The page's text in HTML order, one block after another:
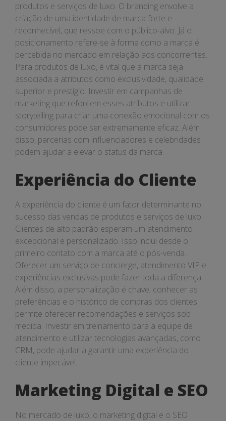
produtos e serviços de luxo. O branding envolve a
criação de uma identidade de marca forte e
reconhecível, que ressoe com o público-alvo. Já o
posicionamento refere-se à forma como a marca é
percebida no mercado em relação aos concorrentes.
Para produtos de luxo, é vital que a marca seja
associada a atributos como exclusividade, qualidade
superior e prestígio. Investir em campanhas de
marketing que reforcem esses atributos e utilizar
storytelling para criar uma conexão emocional com os
consumidores pode ser extremamente eficaz. Além
disso, parcerias com influenciadores e celebridades
podem ajudar a elevar o status da marca.
Experiência do Cliente
A experiência do cliente é um fator determinante no
sucesso das vendas de produtos e serviços de luxo.
Clientes de alto padrão esperam um atendimento
excepcional e personalizado. Isso inclui desde o
primeiro contato com a marca até o pós-venda.
Oferecer um serviço de concierge, atendimento VIP e
experiências exclusivas pode fazer toda a diferença.
Além disso, a personalização é chave; conhecer as
preferências e o histórico de compras dos clientes
permite oferecer recomendações e serviços sob
medida. Investir em treinamento para a equipe de
atendimento e utilizar tecnologias avançadas, como
CRM, pode ajudar a garantir uma experiência do
cliente impecável.
Marketing Digital e SEO
No mercado de luxo, o marketing digital e o SEO